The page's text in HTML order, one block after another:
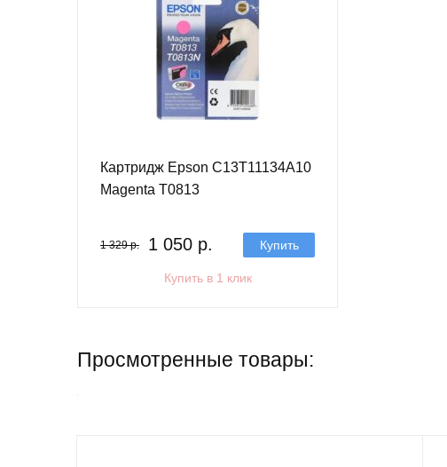
Картридж Epson C13T11134A10
Magenta T0813
1 329 р. 1 050 р. Купить
Купить в 1 клик
Просмотренные товары: